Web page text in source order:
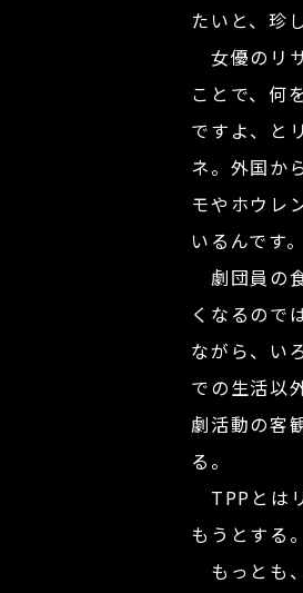
たいと、珍
女優のリ
ことで、何
ですよ、と
ネ。外国か
モやホウレ
いるんです。
劇団員の
くなるので
ながら、い
での生活以
劇活動の客
る。
TPPとは
もうとする
もっとも